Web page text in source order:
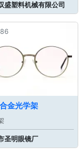
盛塑料机械有限公司
金光学架
圣明眼镜厂